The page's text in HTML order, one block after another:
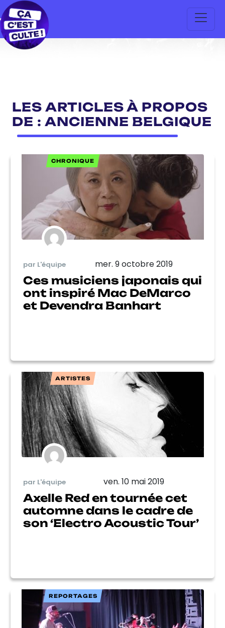
LES ARTICLES À PROPOS
DE : ANCIENNE BELGIQUE
CHRONIQUE
par L'équipe mer. 9 octobre 2019
Ces musiciens japonais qui
ont inspiré Mac DeMarco
et Devendra Banhart
ARTISTES
par L'équipe ven. 10 mai 2019
Axelle Red en tournée cet
automne dans le cadre de
son ‘Electro Acoustic Tour’
REPORTAGES